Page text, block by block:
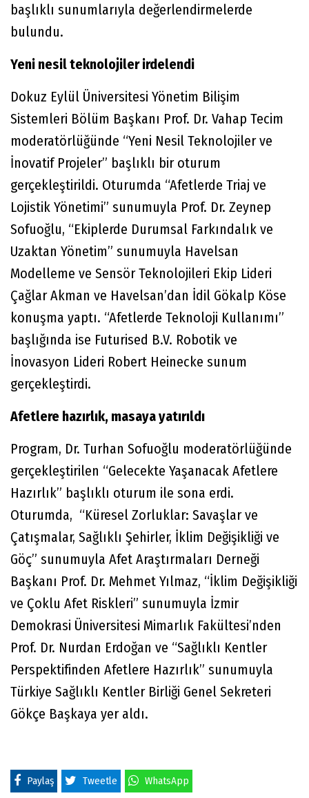
başlıklı sunumlarıyla değerlendirmelerde
bulundu.
Yeni nesil teknolojiler irdelendi
Dokuz Eylül Üniversitesi Yönetim Bilişim
Sistemleri Bölüm Başkanı Prof. Dr. Vahap Tecim
moderatörlüğünde “Yeni Nesil Teknolojiler ve
İnovatif Projeler” başlıklı bir oturum
gerçekleştirildi. Oturumda “Afetlerde Triaj ve
Lojistik Yönetimi” sunumuyla Prof. Dr. Zeynep
Sofuoğlu, “Ekiplerde Durumsal Farkındalık ve
Uzaktan Yönetim” sunumuyla Havelsan
Modelleme ve Sensör Teknolojileri Ekip Lideri
Çağlar Akman ve Havelsan’dan İdil Gökalp Köse
konuşma yaptı. “Afetlerde Teknoloji Kullanımı”
başlığında ise Futurised B.V. Robotik ve
İnovasyon Lideri Robert Heinecke sunum
gerçekleştirdi.
Afetlere hazırlık, masaya yatırıldı
Program, Dr. Turhan Sofuoğlu moderatörlüğünde
gerçekleştirilen “Gelecekte Yaşanacak Afetlere
Hazırlık” başlıklı oturum ile sona erdi.
Oturumda, “Küresel Zorluklar: Savaşlar ve
Çatışmalar, Sağlıklı Şehirler, İklim Değişikliği ve
Göç” sunumuyla Afet Araştırmaları Derneği
Başkanı Prof. Dr. Mehmet Yılmaz, “İklim Değişikliği
ve Çoklu Afet Riskleri” sunumuyla İzmir
Demokrasi Üniversitesi Mimarlık Fakültesi’nden
Prof. Dr. Nurdan Erdoğan ve “Sağlıklı Kentler
Perspektifinden Afetlere Hazırlık” sunumuyla
Türkiye Sağlıklı Kentler Birliği Genel Sekreteri
Gökçe Başkaya yer aldı.
Paylaş Tweetle WhatsApp